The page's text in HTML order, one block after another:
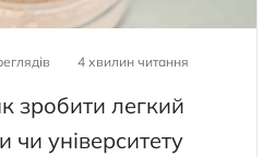
4 хвилин читання
зробити легкий
університету